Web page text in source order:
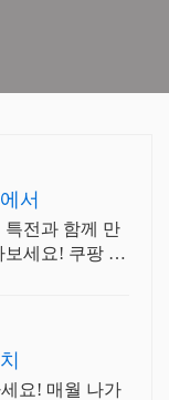
서
특전과 함께 만
보세요! 쿠팡 로
요! 매월 나가